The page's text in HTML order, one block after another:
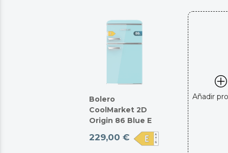
Bolero
CoolMarket 2D
Origin 86 Blue E
229,00 €
Añadir